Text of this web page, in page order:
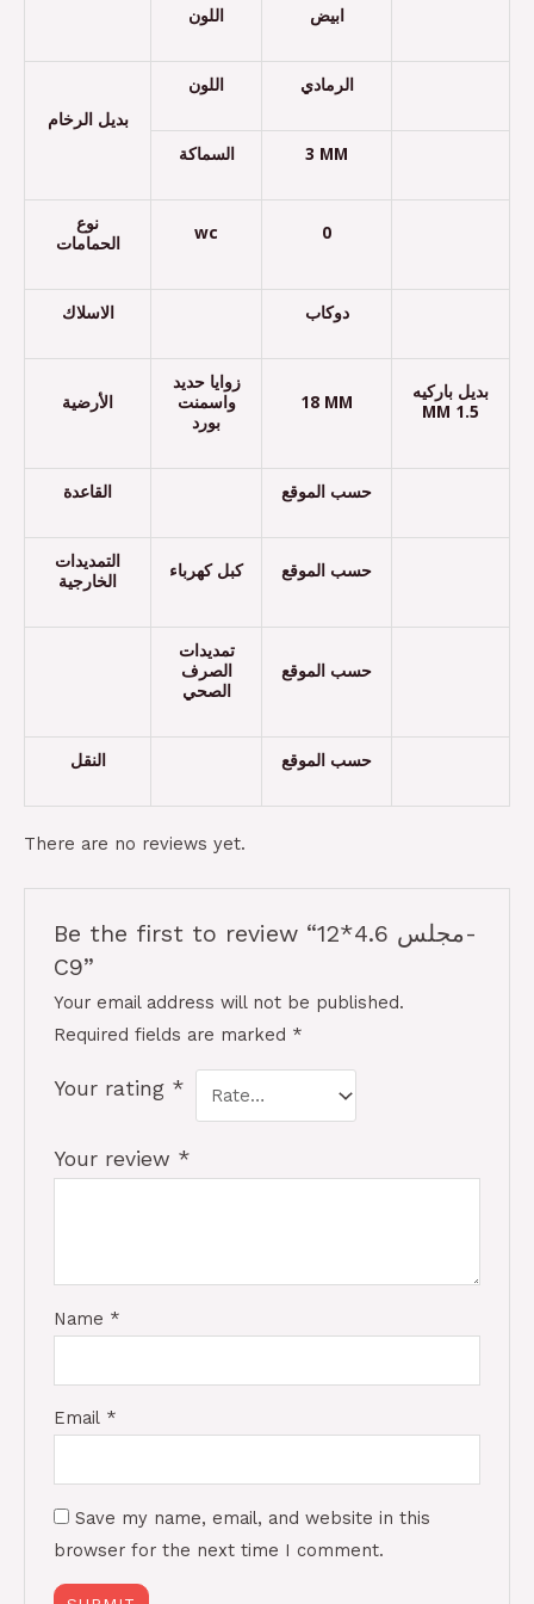
اللون ابيض
بديل الرخام
اللون الرمادي
السماكة 3 MM
نوع
الحمامات
wc 0
الاسلاك دوكاب
الأرضية
زوايا حديد
واسمنت
بورد
18 MM
بديل باركيه
1.5 MM
القاعدة حسب الموقع
التمديدات
الخارجية
كبل كهرباء حسب الموقع
تمديدات
الصرف
الصحي
حسب الموقع
النقل حسب الموقع
There are no reviews yet.
Be the first to review “مجلس 4.6*12-
C9”
Your email address will not be published.
Required fields are marked *
Your rating *
Your review *
Name *
Email *
Save my name, email, and website in this
browser for the next time I comment.